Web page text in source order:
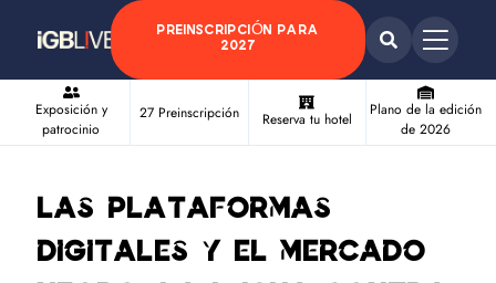
PREINSCRIPCIÓN PARA
2027
Exposición y
patrocinio
27 Preinscripción Reserva tu hotel
Plano de la edición
de 2026
Las plataformas
digitales y el mercado